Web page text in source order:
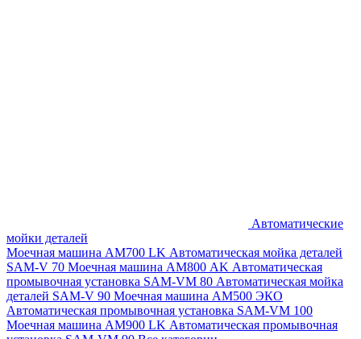
Автоматические
мойки деталей
Моечная машина AM700 LK Автоматическая мойка деталей
SAM-V 70 Моечная машина АМ800 AK Автоматическая
промывочная установка SAM-VM 80 Автоматическая мойка
деталей SAM-V 90 Моечная машина АМ500 ЭКО
Автоматическая промывочная установка SAM-VM 100
Моечная машина AM900 LK Автоматическая промывочная